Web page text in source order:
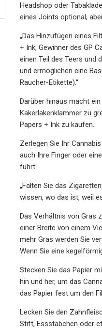
Headshop oder
eines Joints optional,
„Das Hinzufügen eines
+ Ink, Gewinner des GP
einen Teil des Teers und
und ermöglichen eine
Raucher-Etikette).“
Darüber hinaus macht
Kakerlakenklammer zu
Papers + Ink zu kaufen.
Zerlegen Sie Ihr
auch Ihre Finger oder
führt.
„Falten Sie das
wissen, wo das ist, weil
Das Verhältnis von Gras
einer Breite von einem
mehr Gras werden Sie
Wenn Sie eine
Stecken Sie das Papier
hin und her, um das
das Papier fest um den
Lecken Sie den
Stift, Essstäbchen oder